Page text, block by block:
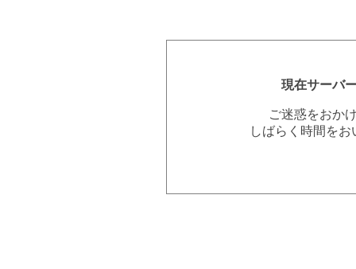
現在サーバ
ご迷惑をおか
しばらく時間を